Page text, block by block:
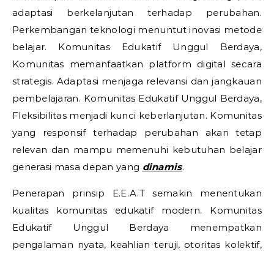
adaptasi berkelanjutan terhadap perubahan.
Perkembangan teknologi menuntut inovasi metode
belajar. Komunitas Edukatif Unggul Berdaya,
Komunitas memanfaatkan platform digital secara
strategis. Adaptasi menjaga relevansi dan jangkauan
pembelajaran. Komunitas Edukatif Unggul Berdaya,
Fleksibilitas menjadi kunci keberlanjutan. Komunitas
yang responsif terhadap perubahan akan tetap
relevan dan mampu memenuhi kebutuhan belajar
generasi masa depan yang dinamis.
Penerapan prinsip E.E.A.T semakin menentukan
kualitas komunitas edukatif modern. Komunitas
Edukatif Unggul Berdaya menempatkan
pengalaman nyata, keahlian teruji, otoritas kolektif,